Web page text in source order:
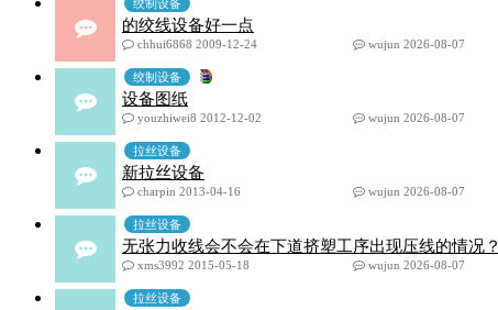
绞制设备
的绞线设备好一点
chhui6868 2009-12-24
wujun 2026-08-07
绞制设备
设备图纸
youzhiwei8 2012-12-02
wujun 2026-08-07
拉丝设备
新拉丝设备
charpin 2013-04-16
wujun 2026-08-07
拉丝设备
无张力收线会不会在下道挤塑工序出现压线的情况？
xms3992 2015-05-18
wujun 2026-08-07
拉丝设备